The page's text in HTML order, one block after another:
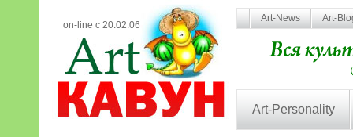
on-line с 20.02.06
Art-News Art-
Art-Personality